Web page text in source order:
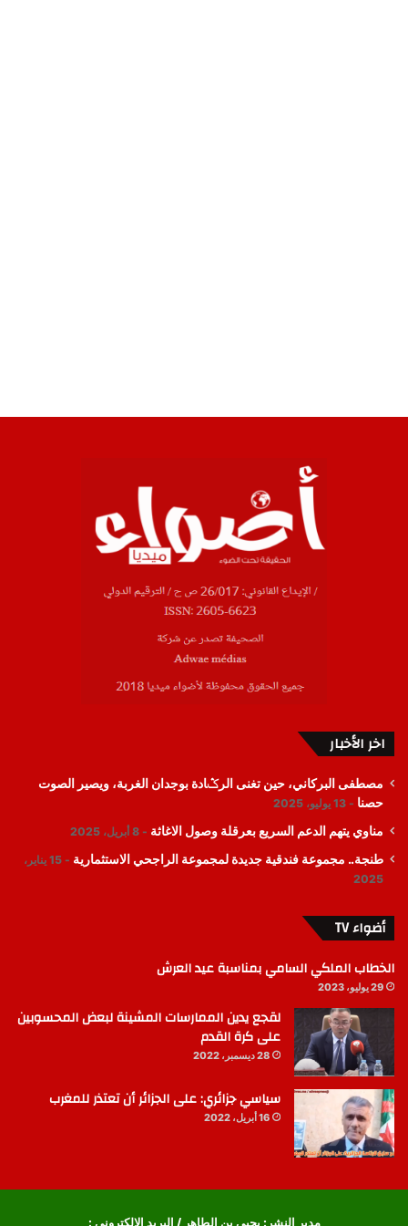
اخر الأخبار
مصطفى البركاني، حين تغنى الرݣادة بوجدان الغربة، ويصير الصوت
حصنا
13 يوليو، 2025
مناوي يتهم الدعم السريع بعرقلة وصول الاغاثة 8 أبريل، 2025
طنجة.. مجموعة فندقية جديدة لمجموعة الراجحي الاستثمارية
15 يناير،
2025
أضواء TV
الخطاب الملكي السامي بمناسبة عيد العرش
29 يوليو، 2023
لقجع يدين الممارسات المشينة لبعض المحسوبين
على كرة القدم
28 ديسمبر، 2022
سياسي جزائري: على الجزائر أن تعتذر للمغرب
16 أبريل، 2022
مدير النشر: يحيى بن الطاهر / البريد الإلكتروني :